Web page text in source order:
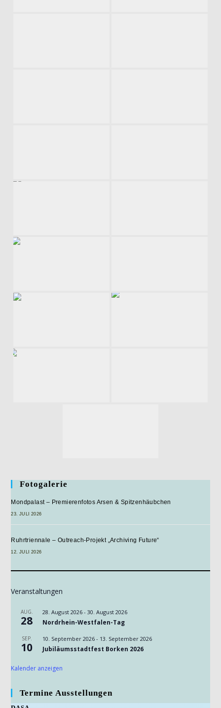
Fotogalerie
Mondpalast – Premierenfotos Arsen & Spitzenhäubchen
23. JULI 2026
Ruhrtriennale – Outreach-Projekt „Archiving Future“
12. JULI 2026
Veranstaltungen
AUG.
28
28. August 2026 -30. August 2026
Nordrhein-Westfalen-Tag
SEP.
10
10. September 2026 - 13. September 2026
Jubiläumsstadtfest Borken 2026
Kalender anzeigen
Termine Ausstellungen